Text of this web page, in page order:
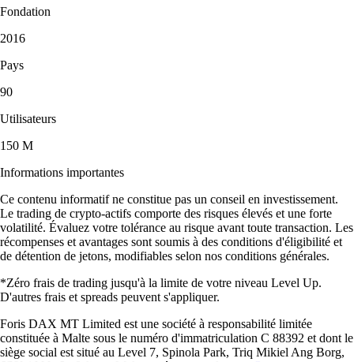
Fondation
2016
Pays
90
Utilisateurs
150 M
Informations importantes
Ce contenu informatif ne constitue pas un conseil en investissement.
Le trading de crypto-actifs comporte des risques élevés et une forte
volatilité. Évaluez votre tolérance au risque avant toute transaction. Les
récompenses et avantages sont soumis à des conditions d'éligibilité et
de détention de jetons, modifiables selon nos conditions générales.
*Zéro frais de trading jusqu'à la limite de votre niveau Level Up.
D'autres frais et spreads peuvent s'appliquer.
Foris DAX MT Limited est une société à responsabilité limitée
constituée à Malte sous le numéro d'immatriculation C 88392 et dont le
siège social est situé au Level 7, Spinola Park, Triq Mikiel Ang Borg,